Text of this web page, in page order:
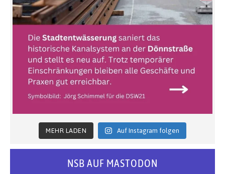
MEHR LADEN Auf Instagram folgen
NSB AUF MASTODON